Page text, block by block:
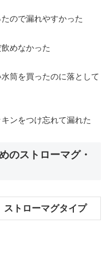
ので漏れやすかった
めなかった
筒を買ったのに落として
ンをつけ忘れて漏れた
のストローマグ・
ストローマグタイプ